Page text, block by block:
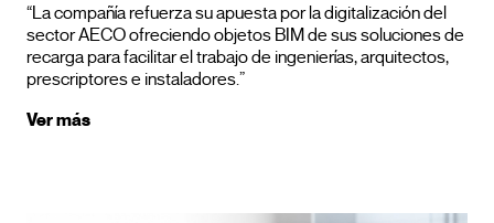
“La compañía refuerza su apuesta por la digitalización del
sector AECO ofreciendo objetos BIM de sus soluciones de
recarga para facilitar el trabajo de ingenierías, arquitectos,
prescriptores e instaladores.”
Ver más